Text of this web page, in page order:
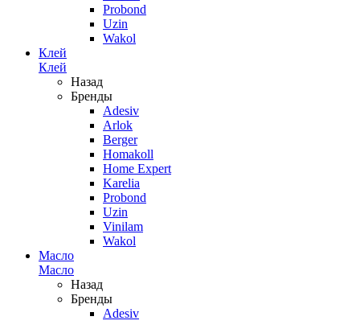
Probond
Uzin
Wakol
Клей
Клей
Назад
Бренды
Adesiv
Arlok
Berger
Homakoll
Home Expert
Karelia
Probond
Uzin
Vinilam
Wakol
Масло
Масло
Назад
Бренды
Adesiv